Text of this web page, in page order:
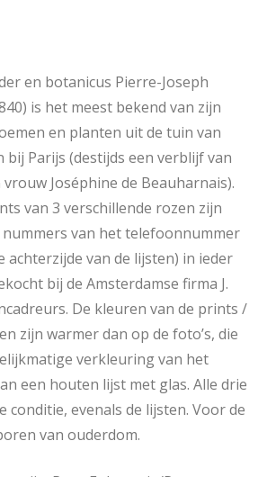
en botanicus Pierre-Joseph
is het meest bekend van zijn
en planten uit de tuin van
bij Parijs (destijds een verblijf van
Joséphine de Beauharnais).
van 3 verschillende rozen zijn
van het telefoonnummer
achterzijde van de lijsten) in ieder
bij de Amsterdamse firma J.
De kleuren van de prints /
zijn warmer dan op de foto’s, die
verkleuring van het
een houten lijst met glas. Alle drie
conditie, evenals de lijsten. Voor de
van ouderdom.